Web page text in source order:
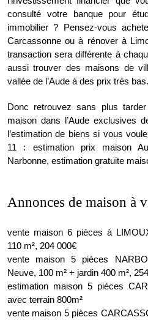
consulté votre banque pour
immobilier ? Pensez-vous
Carcassonne ou à rénover à
transaction sera différente à
aussi trouver des maisons de
vallée de l’Aude à des prix très
Donc retrouvez sans plus
maison dans l’Aude exclusives
l’estimation de biens si vous
11 : estimation prix maison
Narbonne, estimation gratuite
Annonces de maison à
vente maison 6 pièces à
110 m², 204 000€
vente maison 5 pièces
Neuve, 100 m² + jardin 400 m²,
estimation maison 5 pièces
avec terrain 800m²
vente maison 5 pièces